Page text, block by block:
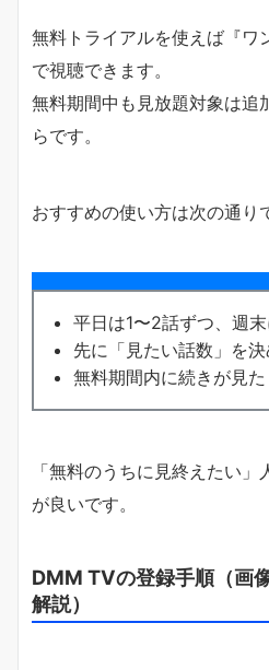
無料トライアルを使えば『ワ
で視聴できます。
無料期間中も見放題対象は追
らです。
おすすめの使い方は次の通り
平日は1〜2話ずつ、週
先に「見たい話数」を
無料期間内に続きが見
「無料のうちに見終えたい
が良いです。
DMM TVの登録手順（画
解説）